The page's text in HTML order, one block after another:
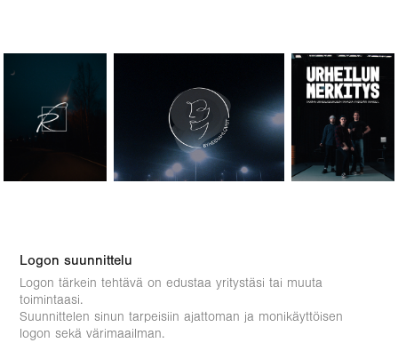
Logon suunnittelu
Logon tärkein tehtävä on edustaa yritystäsi tai muuta
toimintaasi.
Suunnittelen sinun tarpeisiin ajattoman ja monikäyttöisen
logon sekä värimaailman.